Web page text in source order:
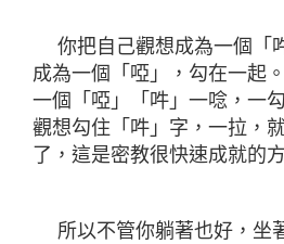
你把自己觀想成為一個「
成為一個「啞」，勾在一起
一個「啞」「吽」一唸，一
觀想勾住「吽」字，一拉，
了，這是密教很快速成就的
所以不管你躺著也好，坐